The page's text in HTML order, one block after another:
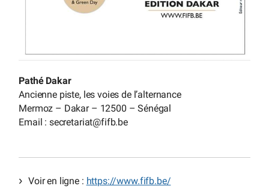
Pathé Dakar
Ancienne piste, les voies de l’alternance
Mermoz – Dakar – 12500 – Sénégal
Email : secretariat@fifb.be
Voir en ligne : https://www.fifb.be/